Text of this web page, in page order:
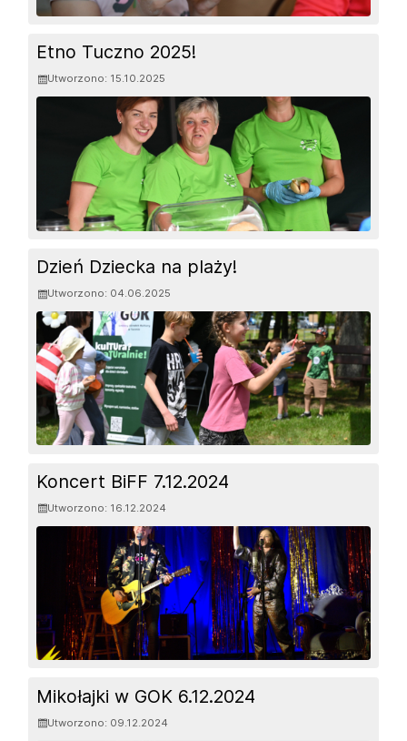
Etno Tuczno 2025!
Utworzono: 15.10.2025
Dzień Dziecka na plaży!
Utworzono: 04.06.2025
Koncert BiFF 7.12.2024
Utworzono: 16.12.2024
Mikołajki w GOK 6.12.2024
Utworzono: 09.12.2024